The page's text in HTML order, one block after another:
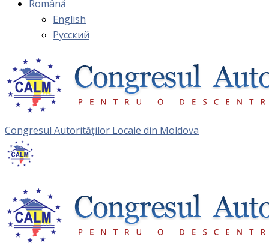
Română
English
Русский
Congresul Autorităţilor Locale din Moldova